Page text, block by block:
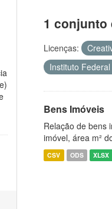
1 conjunto
Licenças:
Instituto
Bens Imóveis
Relação de bens
imóvel, área m²
CSV ODS XLSX